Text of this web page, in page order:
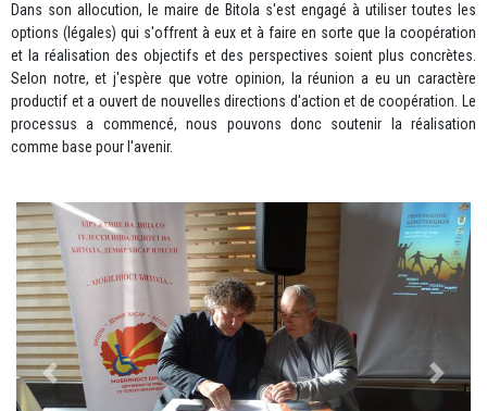
Dans son allocution, le maire de Bitola s'est engagé à utiliser toutes les
options (légales) qui s'offrent à eux et à faire en sorte que la coopération
et la réalisation des objectifs et des perspectives soient plus concrètes.
Selon notre, et j'espère que votre opinion, la réunion a eu un caractère
productif et a ouvert de nouvelles directions d'action et de coopération. Le
processus a commencé, nous pouvons donc soutenir la réalisation
comme base pour l'avenir.
Previous Next